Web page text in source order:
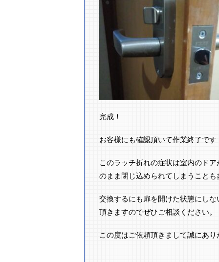
完成！
お客様にも確認頂いて作業終了です
このラッチ折れの症状は室内のド
のまま閉じ込められてしまうこと
交換するにも扉を開けた状態にし
頂きますのでぜひご相談ください。
この度はご依頼頂きまして誠にあ